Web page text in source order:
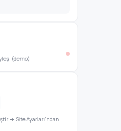
(demo)
→ Site Ayarları'ndan